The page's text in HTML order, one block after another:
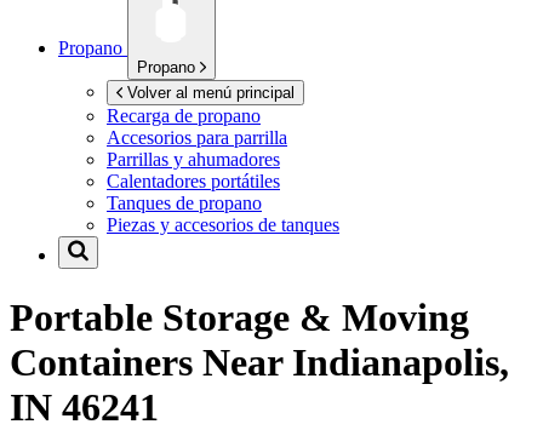
Propano
Propano
Volver al menú principal
Recarga de propano
Accesorios para parrilla
Parrillas y ahumadores
Calentadores portátiles
Tanques de propano
Piezas y accesorios de tanques
Portable Storage & Moving
Containers Near Indianapolis,
IN 46241